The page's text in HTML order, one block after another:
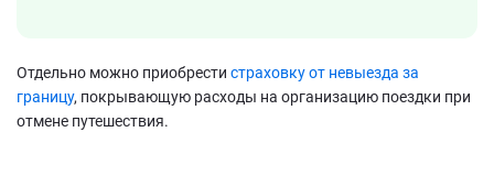
Отдельно можно приобрести страховку от невыезда за
границу, покрывающую расходы на организацию поездки при
отмене путешествия.